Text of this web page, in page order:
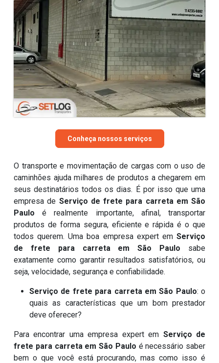
O transporte e movimentação de cargas com o uso de
caminhões ajuda milhares de produtos a chegarem em
seus destinatários todos os dias. É por isso que uma
empresa de Serviço de frete para carreta em São
Paulo é realmente importante, afinal, transportar
produtos de forma segura, eficiente e rápida é o que
todos querem. Uma boa empresa expert em Serviço
de frete para carreta em São Paulo sabe
exatamente como garantir resultados satisfatórios, ou
seja, velocidade, segurança e confiabilidade.
Serviço de frete para carreta em São Paulo: o
quais as características que um bom prestador
deve oferecer?
Para encontrar uma empresa expert em Serviço de
frete para carreta em São Paulo é necessário saber
bem o que você está procurando, mas como isso é
Conheça nossos serviços